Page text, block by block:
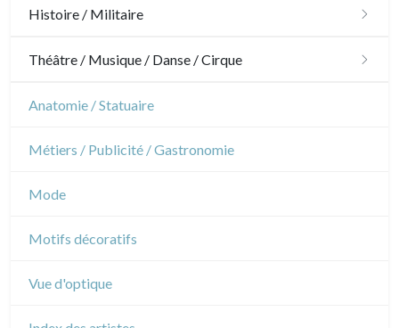
Chasse
Histoire / Militaire
Militaire
Théâtre / Musique / Danse / Cirque
Théâtre
Anatomie / Statuaire
Métiers / Publicité / Gastronomie
Mode
Motifs décoratifs
Vue d'optique